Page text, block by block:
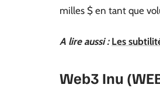
milles $ en tant que
A lire aussi : Les
Web3 Inu